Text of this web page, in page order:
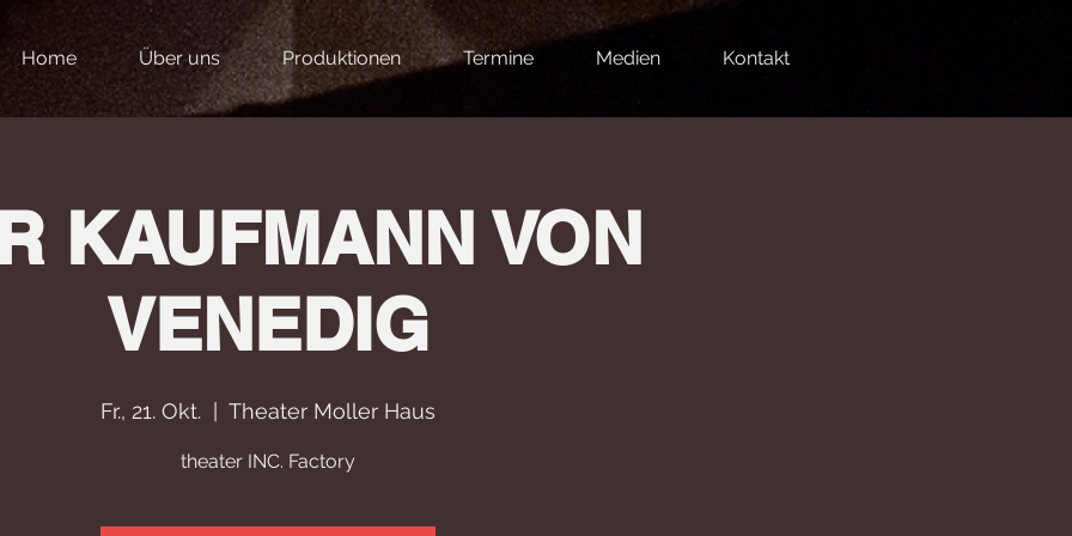
Home Über uns Produktionen Termine Medien Kontakt
KAUFMANN VON
VENEDIG
Fr., 21. Okt. Theater Moller Haus
theater INC. Factory